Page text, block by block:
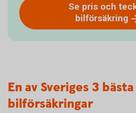
Se pris och
bilförsäkring
En av Sveriges 3 bästa
bilförsäkringar